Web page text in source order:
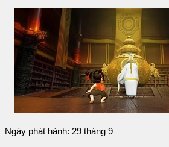
Ngày phát hành: 29 tháng 9